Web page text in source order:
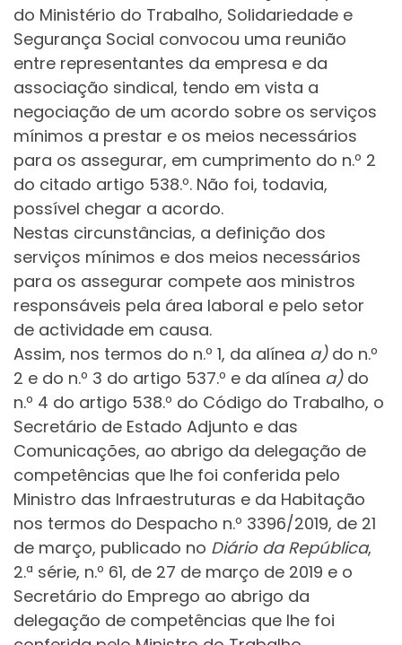
do Ministério do Trabalho, Solidariedade e
Segurança Social convocou uma reunião
entre representantes da empresa e da
associação sindical, tendo em vista a
negociação de um acordo sobre os serviços
mínimos a prestar e os meios necessários
para os assegurar, em cumprimento do n.º 2
do citado artigo 538.º. Não foi, todavia,
possível chegar a acordo.
Nestas circunstâncias, a definição dos
serviços mínimos e dos meios necessários
para os assegurar compete aos ministros
responsáveis pela área laboral e pelo setor
de actividade em causa.
Assim, nos termos do n.º 1, da alínea a) do n.º
2 e do n.º 3 do artigo 537.º e da alínea a) do
n.º 4 do artigo 538.º do Código do Trabalho, o
Secretário de Estado Adjunto e das
Comunicações, ao abrigo da delegação de
competências que lhe foi conferida pelo
Ministro das Infraestruturas e da Habitação
nos termos do Despacho n.º 3396/2019, de 21
de março, publicado no Diário da República,
2.ª série, n.º 61, de 27 de março de 2019 e o
Secretário do Emprego ao abrigo da
delegação de competências que lhe foi